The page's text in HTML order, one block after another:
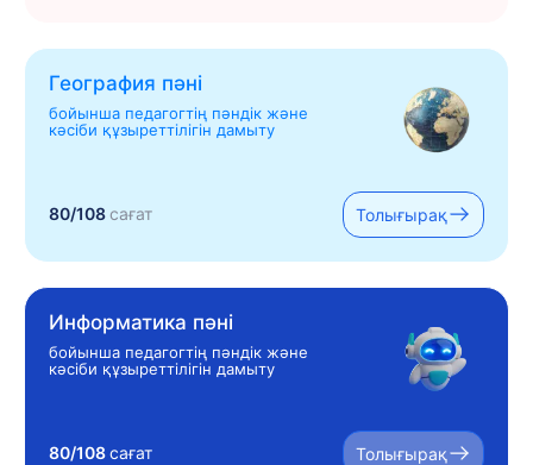
География пәні
бойынша педагогтің пәндік және
кәсіби құзыреттілігін дамыту
80/108сағат Толығырақ
Информатика пәні
бойынша педагогтің пәндік және
кәсіби құзыреттілігін дамыту
80/108сағат Толығырақ